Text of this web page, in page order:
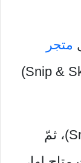
متجر
وابحث عن (Snip & Sketch)
افتح الآن نتيجة (Snip & Sketch)، ثمّ